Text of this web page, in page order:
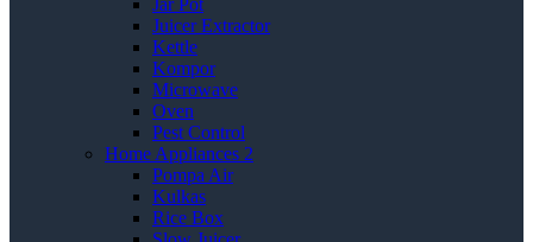
Jar Pot
Juicer Extractor
Kettle
Kompor
Microwave
Oven
Pest Control
Home Appliances 2
Pompa Air
Kulkas
Rice Box